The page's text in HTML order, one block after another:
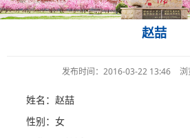
赵喆
发布时间：2016-03-22 13:46 浏
姓名：赵喆
性别：女